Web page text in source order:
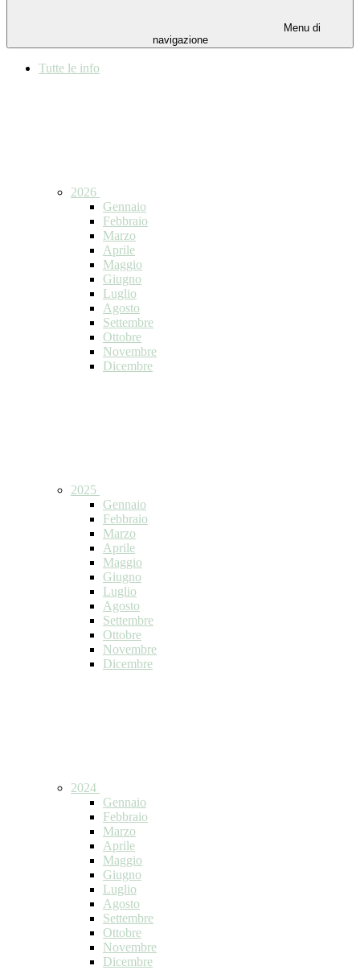
Menu di
navigazione
Tutte le info
2026
Gennaio
Febbraio
Marzo
Aprile
Maggio
Giugno
Luglio
Agosto
Settembre
Ottobre
Novembre
Dicembre
2025
Gennaio
Febbraio
Marzo
Aprile
Maggio
Giugno
Luglio
Agosto
Settembre
Ottobre
Novembre
Dicembre
2024
Gennaio
Febbraio
Marzo
Aprile
Maggio
Giugno
Luglio
Agosto
Settembre
Ottobre
Novembre
Dicembre